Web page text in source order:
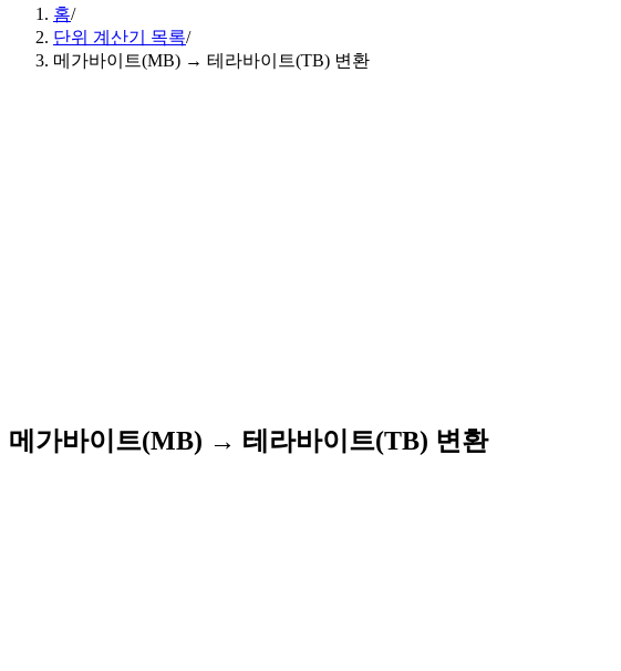
홈/
단위 계산기 목록/
메가바이트(MB) → 테라바이트(TB) 변환
메가바이트(MB) → 테라바이트(TB) 변환